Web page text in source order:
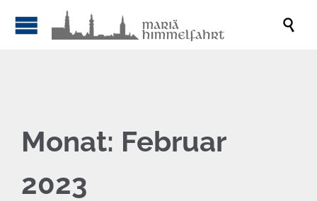

Monat: Februar
2023